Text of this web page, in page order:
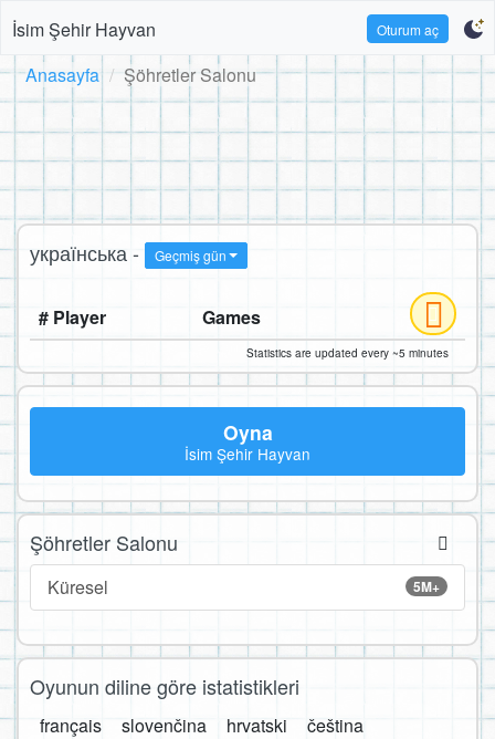
İsim Şehir Hayvan Oturum aç
Anasayfa Şöhretler Salonu
українська - Geçmiş gün
# Player Games
Statistics are updated every ~5 minutes
Oyna
İsim Şehir Hayvan
Şöhretler Salonu
5M+
Küresel
Oyunun diline göre istatistikleri
français slovenčina hrvatski
čeština